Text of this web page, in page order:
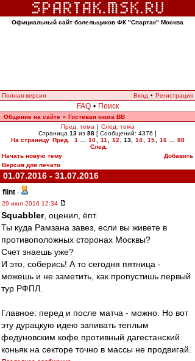
Официальный сайт болельщиков ФК "Спартак" Москва
Полная версия Вход • Регистрация
FAQ • Поиск
Общение на сайте » Гостевая книга ВВ
Пред. тема | След. тема
Страница 13 из 88 [ Сообщений: 4376 ]
На страницу Пред. 1 10 11 12 13, 14 15 16
88
След.
Начать новую тему
Добавить
Версия для печати
01.07.2016 - 31.07.2016
flint -
29 июл 2016 12:34
Squabbler, оценил, ёпт.
Ты куда Рамзана завез, если вы живете в
противоположных сторонах Москвы?
Счет знаешь уже?
И это, соберись! А то сегодня пятница -
можешь и не заметить, как пропустишь первый
тур РФПЛ.
Главное: перед и после матча - можно. Но вот
эту дурацкую идею запивать теплым
федуновским кофе противный дагестанский
коньяк на секторе точно в массы не продвигай.